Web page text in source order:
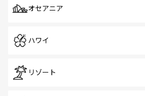
オセアニア
ハワイ
リゾート